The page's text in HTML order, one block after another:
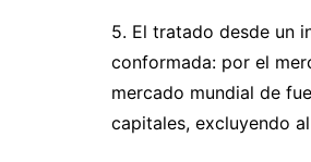
5. El tratado desde un
conformada: por el
mercado mundial de
capitales, excluyendo